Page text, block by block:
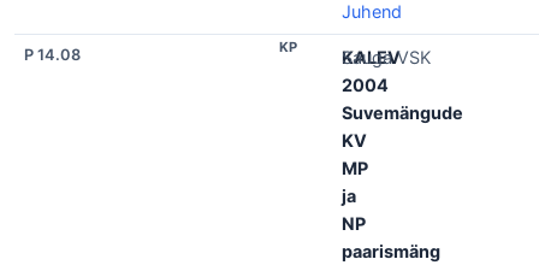
Juhend
P 14.08 KP
KALEV
2004
Suvemängude
KV
MP
ja
NP
paarismäng
Sauga VSK